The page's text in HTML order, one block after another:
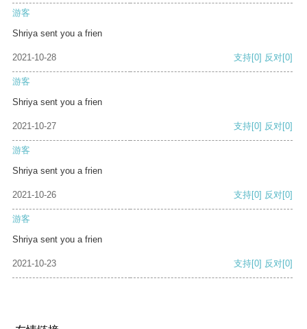
游客
Shriya sent you a frien
2021-10-28 支持[0] 反对[0]
游客
Shriya sent you a frien
2021-10-27 支持[0] 反对[0]
游客
Shriya sent you a frien
2021-10-26 支持[0] 反对[0]
游客
Shriya sent you a frien
2021-10-23 支持[0] 反对[0]